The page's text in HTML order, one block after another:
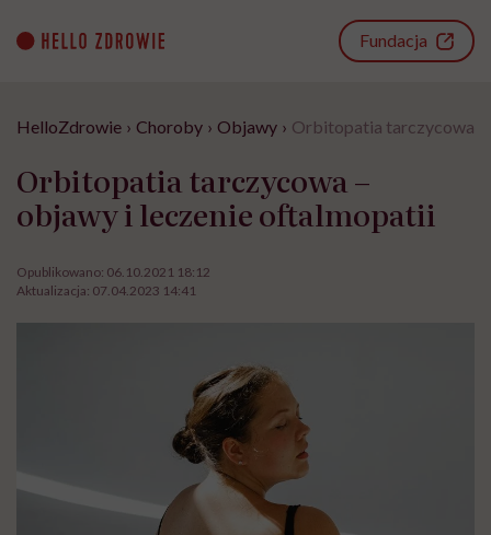
content
Fundacja
HelloZdrowie › Choroby › Objawy › Orbitopatia tarczycowa
Orbitopatia tarczycowa –
objawy i leczenie oftalmopatii
Opublikowano: 06.10.2021 18:12
Aktualizacja: 07.04.2023 14:41